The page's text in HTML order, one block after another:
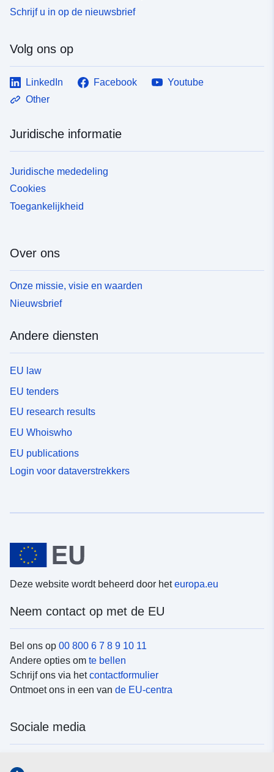
Soort:
Bron:
Schrijf u in op de nieuwsbrief
Volg ons op
LinkedIn Facebook
Youtube
Other
Juridische informatie
Juridische mededeling
Cookies
Toegankelijkheid
Over ons
Onze missie, visie en waarden
Nieuwsbrief
Andere diensten
EU law
EU tenders
EU research results
EU Whoiswho
EU publications
Login voor dataverstrekkers
Deze website wordt beheerd door heteuropa.eu
Neem contact op met de EU
Bel ons op 00 800 6 7 8 9 10 11
Andere opties om te bellen
Schrijf ons via hetcontactformulier
Ontmoet ons in een van de EU-centra
Sociale media